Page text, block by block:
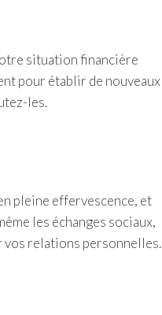
situation financière
pour établir de nouveaux
les.
pleine effervescence, et
les échanges sociaux,
relations personnelles.